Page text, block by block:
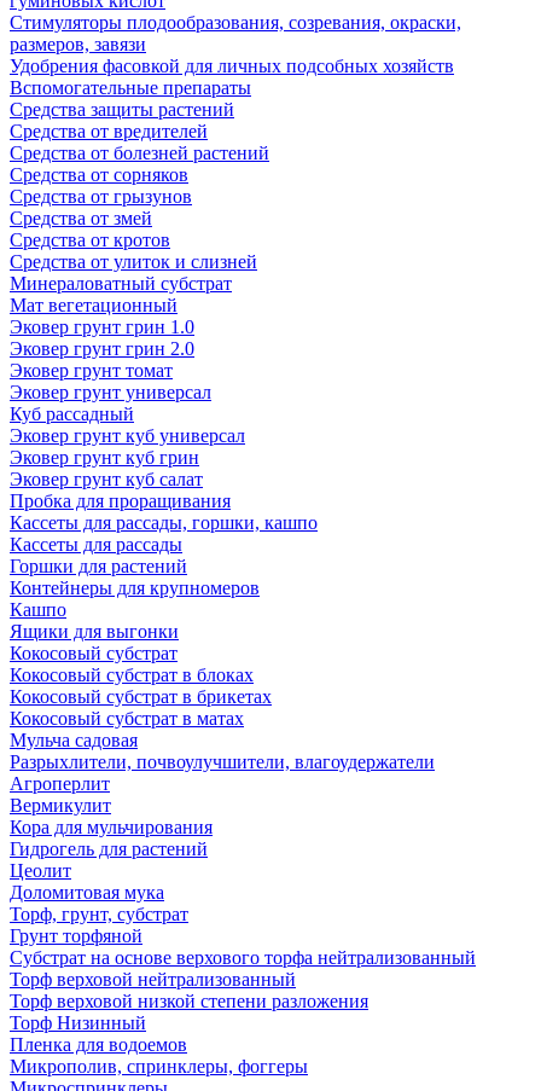
Стимуляторы плодообразования, созревания, окраски,
размеров, завязи
Удобрения фасовкой для личных подсобных хозяйств
Вспомогательные препараты
Средства защиты растений
Средства от вредителей
Средства от болезней растений
Средства от сорняков
Средства от грызунов
Средства от змей
Средства от кротов
Средства от улиток и слизней
Минераловатный субстрат
Мат вегетационный
Эковер грунт грин 1.0
Эковер грунт грин 2.0
Эковер грунт томат
Эковер грунт универсал
Куб рассадный
Эковер грунт куб универсал
Эковер грунт куб грин
Эковер грунт куб салат
Пробка для проращивания
Кассеты для рассады, горшки, кашпо
Кассеты для рассады
Горшки для растений
Контейнеры для крупномеров
Кашпо
Ящики для выгонки
Кокосовый субстрат
Кокосовый субстрат в блоках
Кокосовый субстрат в брикетах
Кокосовый субстрат в матах
Мульча садовая
Разрыхлители, почвоулучшители, влагоудержатели
Агроперлит
Вермикулит
Кора для мульчирования
Гидрогель для растений
Цеолит
Доломитовая мука
Торф, грунт, субстрат
Грунт торфяной
Субстрат на основе верхового торфа нейтрализованный
Торф верховой нейтрализованный
Торф верховой низкой степени разложения
Торф Низинный
Пленка для водоемов
Микрополив, спринклеры, фоггеры